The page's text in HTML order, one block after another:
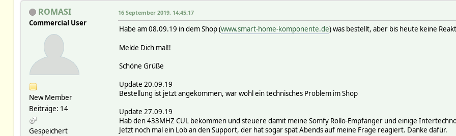
ROMASI
Commercial User
New Member
Beiträge: 14
Gespeichert
16 September 2019, 14:45:17
Habe am 08.09.19 in dem Shop (www.smart-home-komponente.de) was bestellt, aber bis heute keine
Melde Dich mal!!
Schöne Grüße
Update 20.09.19
Bestellung ist jetzt angekommen, war wohl ein technisches Problem im Shop
Update 27.09.19
Hab den 433MHZ CUL bekommen und steuere damit meine Somfy Rollo-Empfänger und einige
Jetzt noch mal ein Lob an den Support, der hat sogar spät Abends auf meine Frage reagiert. Danke dafür.